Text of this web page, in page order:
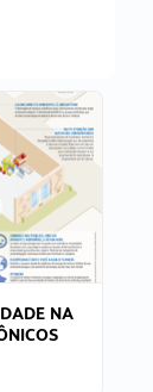
NA